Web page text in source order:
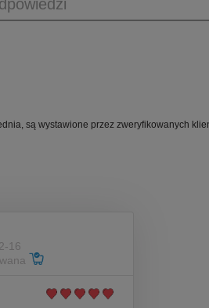
są wystawione przez zweryfikowanych
16